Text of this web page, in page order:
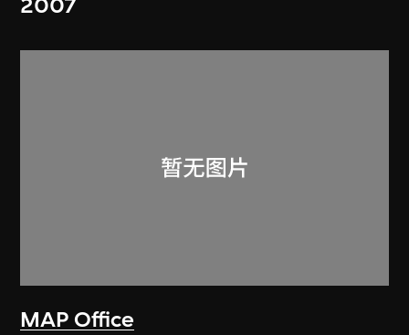
2007
MAP Office